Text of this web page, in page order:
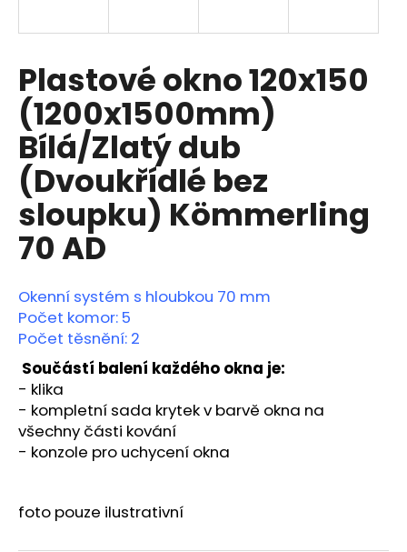
Plastové okno 120x150
(1200x1500mm)
Bílá/Zlatý dub
(Dvoukřídlé bez
sloupku) Kömmerling
70 AD
Okenní systém s hloubkou 70 mm
Počet komor: 5
Počet těsnění: 2
Součástí balení každého okna je:
- klika
- kompletní sada krytek v barvě okna na
všechny části kování
- konzole pro uchycení okna
foto pouze ilustrativní
í
t
?
HLEDAT
D
o
p
o
r
u
č
u
j
e